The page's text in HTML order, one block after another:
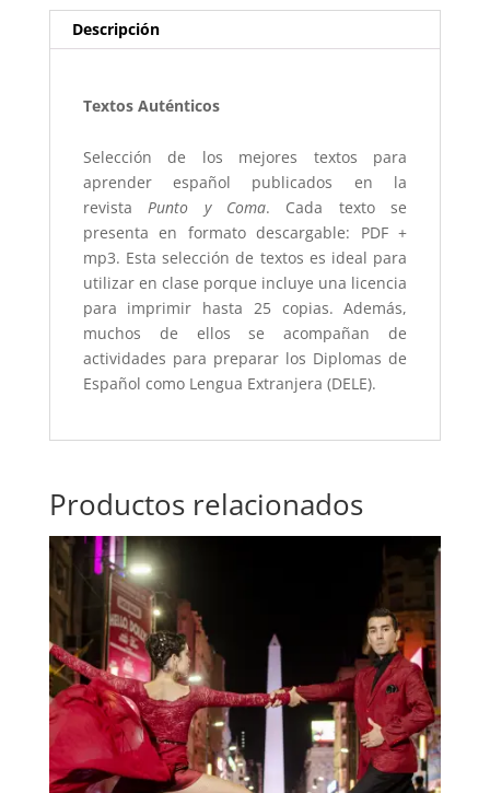
Descripción
Textos Auténticos
Selección de los mejores textos para
aprender español publicados en la
revista Punto y Coma. Cada texto se
presenta en formato descargable: PDF +
mp3. Esta selección de textos es ideal para
utilizar en clase porque incluye una licencia
para imprimir hasta 25 copias. Además,
muchos de ellos se acompañan de
actividades para preparar los Diplomas de
Español como Lengua Extranjera (DELE).
Productos relacionados